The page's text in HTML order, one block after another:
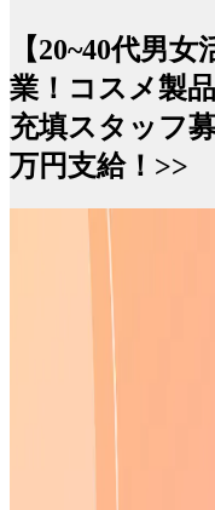
【20~40代男
業！コスメ製
充填スタッフ
万円支給！>>